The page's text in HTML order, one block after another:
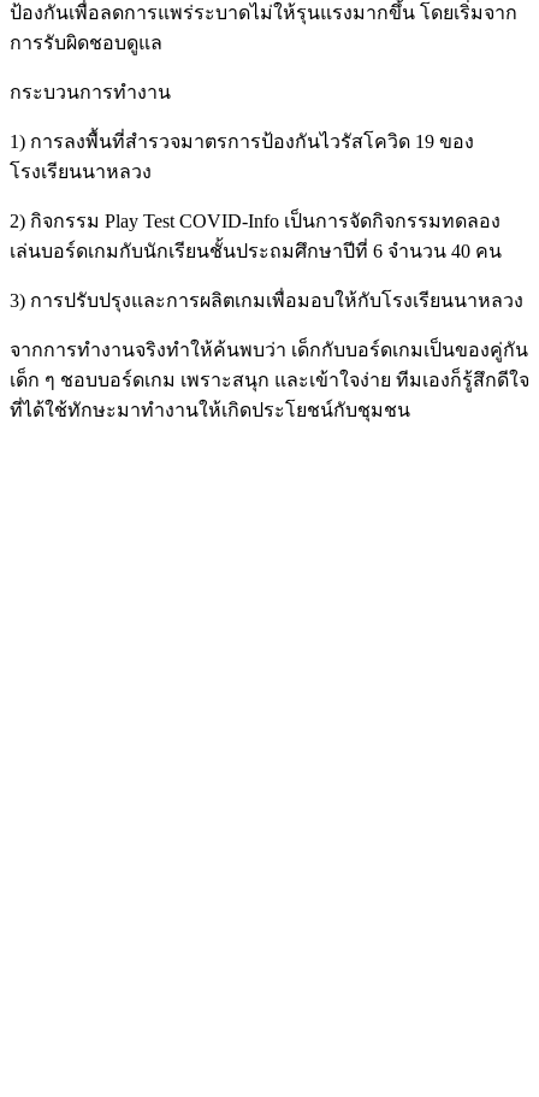
ป้องกันเพื่อลดการแพร่ระบาดไม่ให้รุนแรงมากขึ้น โดยเริ่มจาก
การรับผิดชอบดูแล
กระบวนการทำงาน
1) การลงพื้นที่สำรวจมาตรการป้องกันไวรัสโควิด 19 ของ
โรงเรียนนาหลวง
2) กิจกรรม Play Test COVID-Info เป็นการจัดกิจกรรมทดลอง
เล่นบอร์ดเกมกับนักเรียนชั้นประถมศึกษาปีที่ 6 จำนวน 40 คน
3) การปรับปรุงและการผลิตเกมเพื่อมอบให้กับโรงเรียนนาหลวง
จากการทำงานจริงทำให้ค้นพบว่า เด็กกับบอร์ดเกมเป็นของคู่กัน
เด็ก ๆ ชอบบอร์ดเกม เพราะสนุก และเข้าใจง่าย ทีมเองก็รู้สึกดีใจ
ที่ได้ใช้ทักษะมาทำงานให้เกิดประโยชน์กับชุมชน